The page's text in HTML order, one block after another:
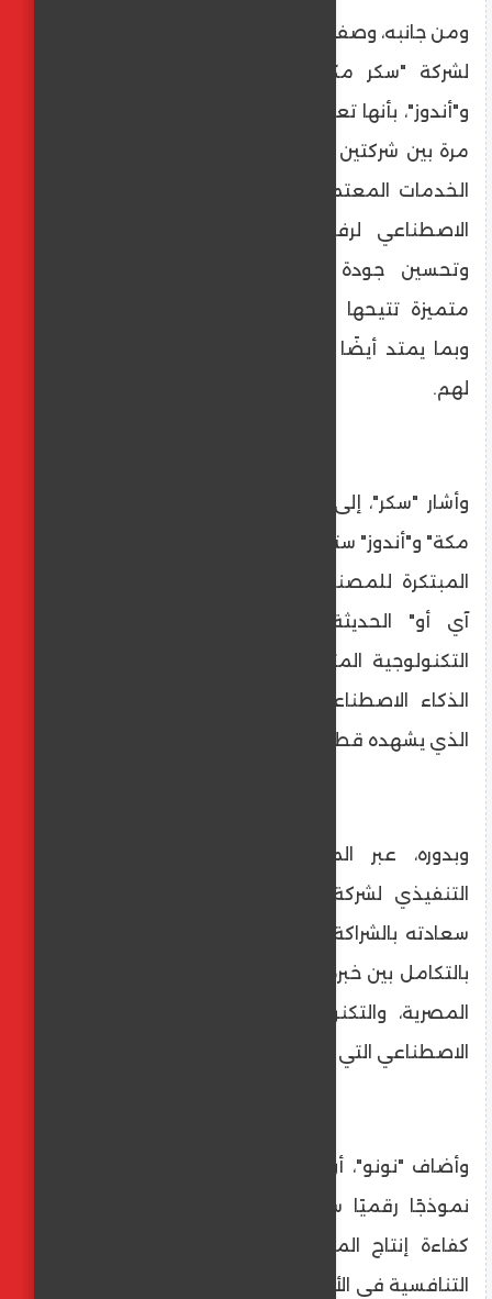
ومن جانبه، وصف السيد/ معتز سكر، المدير العام
لشركة "سكر مكة"، الشراكة بين "سكر مكة"
و"أندوز"، بأنها تعاون فريد من نوعه يحدث لأول
مرة بين شركتين مصريتين لإتاحة هذا النوع من
الخدمات المعتمدة على أحدث تقنيات الذكاء
الاصطناعي لرفع الإنتاجية وتقليل التكاليف
وتحسين جودة المنتج النهائي، في خدمة
متميزة تتيحها الشركة لجميع فئات عملائها،
وبما يمتد أيضًا لتوفير خدمات "ما بعد البيع"
لهم.
وأشار "سكر"، إلى أن الشراكة الجديدة بين "سكر
مكة" و"أندوز" ستساعد على توفير أحدث الحلول
المبتكرة للمصنعين من خلال تقنية "جارمنت
آي أو" الحديثة التي تتيح أحدث الأنظمة
التكنولوجية المتطورة لزيادة الإنتاج باستخدام
الذكاء الاصطناعي، وبما يخدم التوسع الكبير
الذي يشهده قطاع الملابس الجاهزة في مصر.
وبدوره، عبر المهندس أحمد نونو، الرئيس
التنفيذي لشركة "أندوز" للتصنيع الذكي، عن
سعادته بالشراكة مع شركة "سكر مكة"، مشيدًا
بالتكامل بين خبرة شركة "سكر مكة" في السوق
المصرية، والتكنولوجيا الحديثة وحلول الذكاء
الاصطناعي التي تقدّمها "أندوز".
وأضاف "نونو"، أن التعاون بين الطرفين سيتيح
نموذجًا رقميًا سيكون له أثر مباشر في رفع
كفاءة إنتاج المصانع المصرية وتعزيز قدرتها
التنافسية في الأسواق العالمية، مما سينعكس